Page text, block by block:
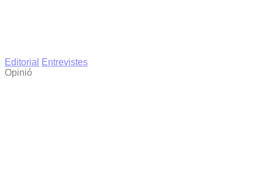
Editorial
Entrevistes
Opinió